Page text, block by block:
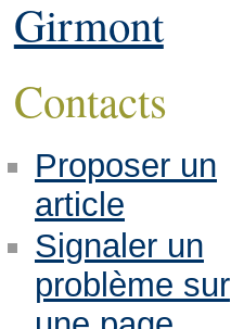
Girmont
Contacts
Proposer un
article
Signaler un
problème sur